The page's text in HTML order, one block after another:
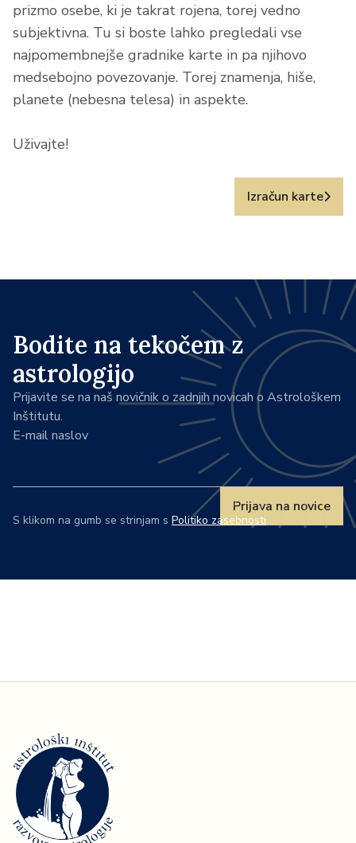
prizmo osebe, ki je takrat rojena, torej vedno
subjektivna. Tu si boste lahko pregledali vse
najpomembnejše gradnike karte in pa njihovo
medsebojno povezovanje. Torej znamenja, hiše,
planete (nebesna telesa) in aspekte.
Uživajte!
Izračun karte
Bodite na tekočem z
astrologijo
Prijavite se na naš novičnik o zadnjih novicah o Astrološkem
Inštitutu.
E-mail naslov
Prijava na novice
S klikom na gumb se strinjam s Politiko zasebnosti.